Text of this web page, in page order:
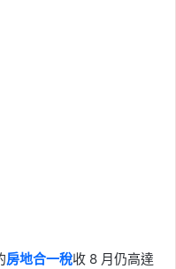
房地合一稅收 8 月仍高達